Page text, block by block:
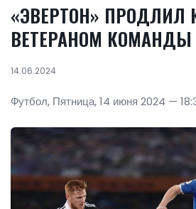
«ЭВЕРТОН» ПРОДЛИЛ
ВЕТЕРАНОМ КОМАНДЫ
14.06.2024
Футбол, Пятница, 14 июня 2024 —